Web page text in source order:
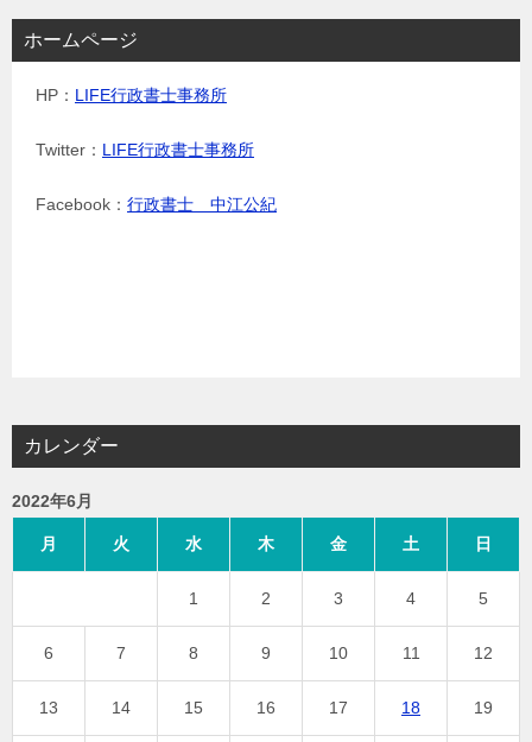
ホームページ
HP： LIFE行政書士事務所
Twitter： LIFE行政書士事務所
Facebook： 行政書士 中江公紀
カレンダー
2022年6月
月 火 水 木 金 土 日
1 2 3 4 5
6 7 8 9 10 11 12
13 14 15 16 17 18 19